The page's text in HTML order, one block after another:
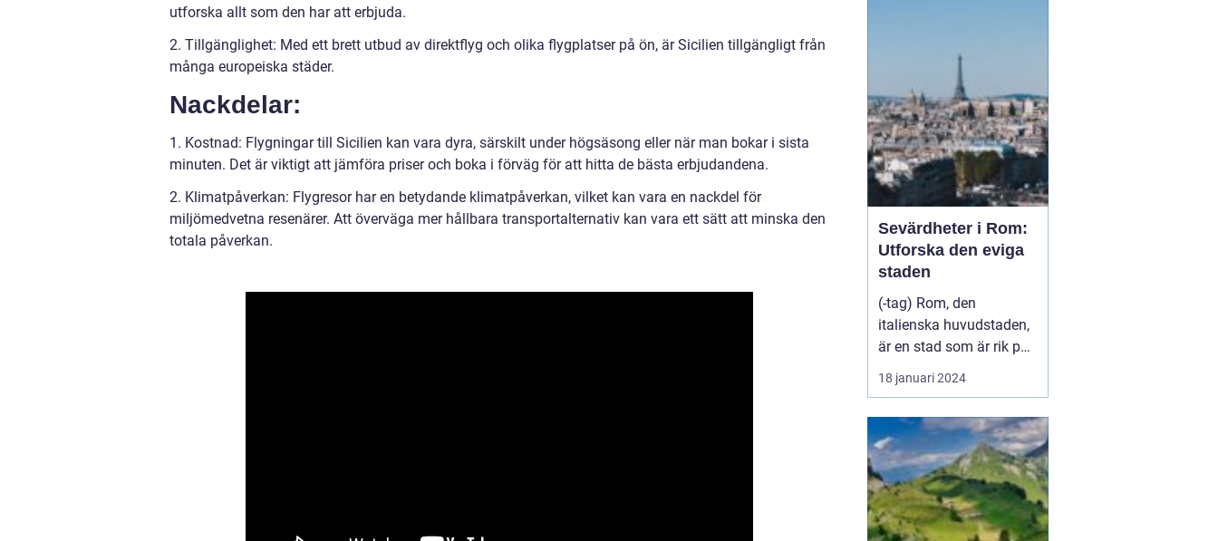
utforska allt som den har att erbjuda.
2. Tillgänglighet: Med ett brett utbud av direktflyg och olika flygplatser på ön, är Sicilien tillgängligt från
många europeiska städer.
Nackdelar:
1. Kostnad: Flygningar till Sicilien kan vara dyra, särskilt under högsäsong eller när man bokar i sista
minuten. Det är viktigt att jämföra priser och boka i förväg för att hitta de bästa erbjudandena.
2. Klimatpåverkan: Flygresor har en betydande klimatpåverkan, vilket kan vara en nackdel för
miljömedvetna resenärer. Att överväga mer hållbara transportalternativ kan vara ett sätt att minska den
totala påverkan.
Sevärdheter i Rom:
Utforska den eviga
staden
(-tag) Rom, den
italienska huvudstaden,
är en stad som är rik på
historia, kultur och
vackra sevärdheter. Att
stappla genom tiden och
uppleva livet under det
antika romerska
imperiet. Från kolossala
ruiner till vackra
18 januari 2024